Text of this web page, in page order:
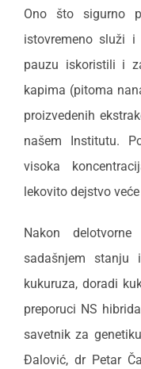
Ono što sigurno
istovremeno služi
pauzu iskoristili i
kapima (pitoma
proizvedenih
našem Institutu.
visoka
lekovito dejstvo
Nakon
sadašnjem stanju
kukuruza, doradi
preporuci NS
savetnik za
Đalović, dr Petar